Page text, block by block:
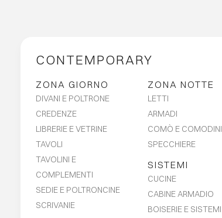
CONTEMPORARY
ZONA GIORNO
DIVANI E POLTRONE
CREDENZE
LIBRERIE E VETRINE
TAVOLI
TAVOLINI E
COMPLEMENTI
SEDIE E POLTRONCINE
SCRIVANIE
ZONA NOTTE
LETTI
ARMADI
COMÒ E COMODINI
SPECCHIERE
SISTEMI
CUCINE
CABINE ARMADIO
BOISERIE E SISTEMI